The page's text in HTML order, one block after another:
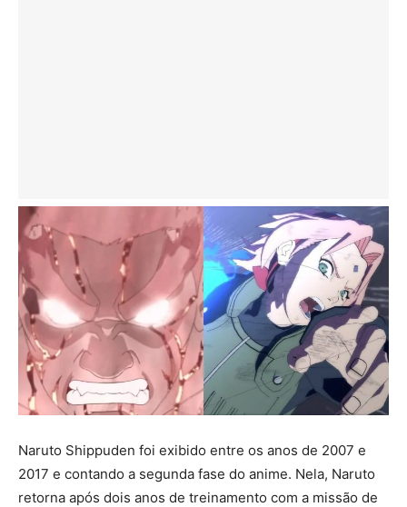
Naruto Shippuden foi exibido entre os anos de 2007 e
2017 e contando a segunda fase do anime. Nela, Naruto
retorna após dois anos de treinamento com a missão de